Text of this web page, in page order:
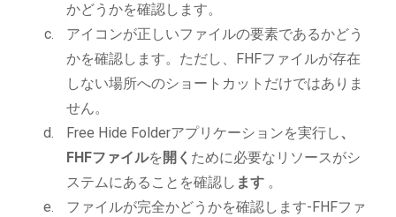
かどうかを確認します。
アイコンが正しいファイルの要素であるかどう
かを確認します。ただし、FHFファイルが存在
しない場所へのショートカットだけではありま
せん。
Free Hide Folderアプリケーションを実行し、
FHFファイルを 開く ために必要なリソースがシ
ステムにあることを確認し ます 。
ファイルが完全かどうかを確認します-FHFファ